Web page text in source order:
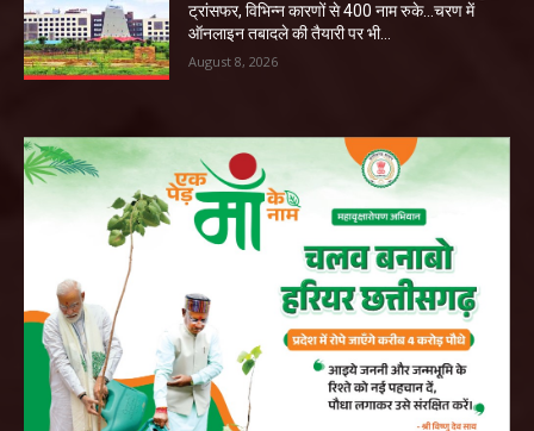
ट्रांसफर, विभिन्न कारणों से 400 नाम रुके…चरण में
ऑनलाइन तबादले की तैयारी पर भी...
August 8, 2026